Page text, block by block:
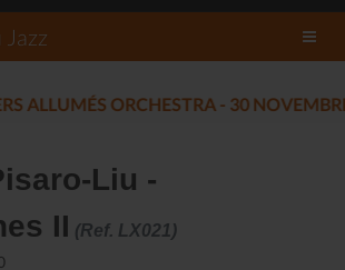
Jazz
COMMUNIQUÉ DE PRESSE À
Liu -
II (Ref. LX021)